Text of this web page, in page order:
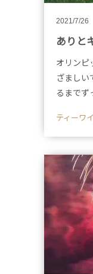
2021/7/26
ありと
オリンピ
ざましい
るまでず
ティーワ